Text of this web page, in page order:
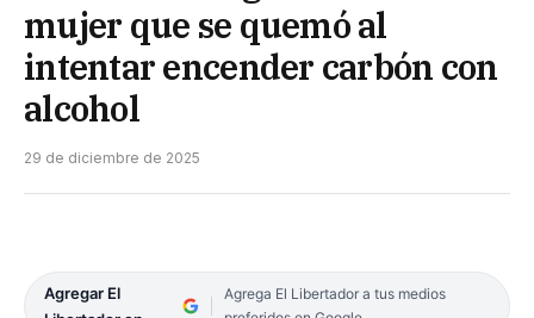
mujer que se quemó al
intentar encender carbón con
alcohol
29 de diciembre de 2025
Agregar El
Agrega El Libertador a tus medios